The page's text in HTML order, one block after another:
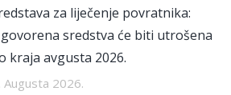
za liječenje povratnika:
sredstva će biti utrošena
kraja avgusta 2026.
Augusta 2026.